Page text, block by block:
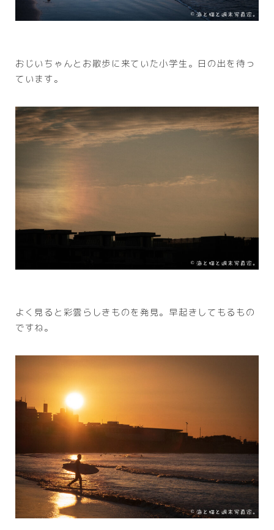
おじいちゃんとお散歩に来ていた小学生。日の出を待っ
ています。
よく見ると彩雲らしきものを発見。早起きしてもるもの
ですね。